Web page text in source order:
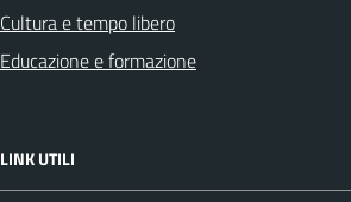
Cultura e tempo libero
Educazione e formazione
LINK UTILI